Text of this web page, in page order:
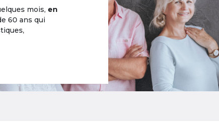
mois, en
60 ans qui